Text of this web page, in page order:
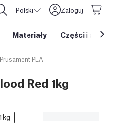
Polski Zaloguj
Materiały Części i
Prusament PLA
Red 1kg
1kg